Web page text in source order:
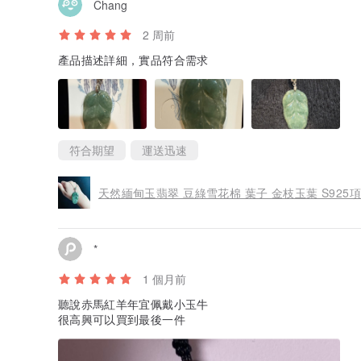
Chang
2 周前
產品描述詳細，實品符合需求
符合期望 運送迅速
天然緬甸玉翡翠 豆綠雪花棉 葉子 金枝玉葉 S925
*
1 個月前
聽說赤馬紅羊年宜佩戴小玉牛
很高興可以買到最後一件